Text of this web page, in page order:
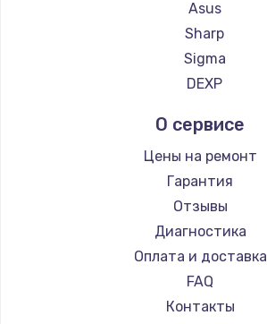
Asus
Sharp
Sigma
DEXP
О сервисе
Цены на ремонт
Гарантия
Отзывы
Диагностика
Оплата и доставка
FAQ
Контакты